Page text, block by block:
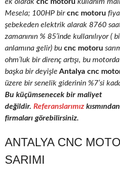
Mesela; 100HP bircnc motoru
şebekeden elektrik alarak 8760
zamanının % 85’inde kullanılıyor (
anlamına gelir) bu cnc motoru
ohm’luk bir direnç artışı, bu
başka bir deyişle Antalya cnc
üzere bir senelik giderinin %7’si
Bu küçümsenecek bir maliyet
değildir. Referanslarımız
firmaları görebilirsiniz.
ANTALYA CNC
SARIMI